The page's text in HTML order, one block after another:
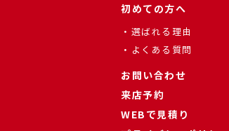
初めての方へ
選ばれる理由
よくある質問
お問い合わせ
来店予約
WEBで見積り